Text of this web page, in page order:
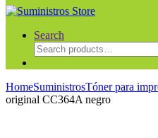
Search
Search
for:
HomeSuministrosTóner para
original CC364A negro